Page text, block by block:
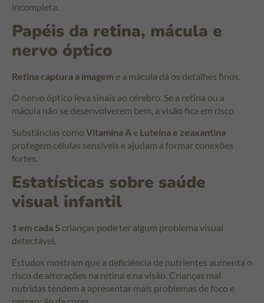
incompleta.
Papéis da retina, mácula e
nervo óptico
Retina captura a imagem e a mácula dá os detalhes finos.
O nervo óptico leva sinais ao cérebro. Se a retina ou a
mácula não se desenvolverem bem, a visão fica em risco.
Substâncias como Vitamina A e Luteína e zeaxantina
protegem células sensíveis e ajudam a formar conexões
fortes.
Estatísticas sobre saúde
visual infantil
1 em cada 5 crianças pode ter algum problema visual
detectável.
Estudos mostram que a deficiência de nutrientes aumenta o
risco de alterações na retina e na visão. Crianças mal
nutridas tendem a apresentar mais problemas de foco e
percepção de cores.